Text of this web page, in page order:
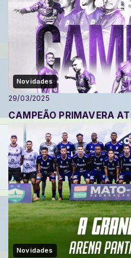
Novidades
29/03/2025
CAMPEÃO PRIMAVERA
Novidades